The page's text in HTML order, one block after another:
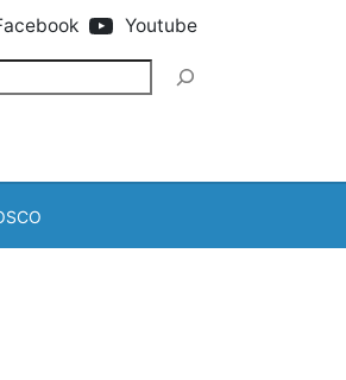
Youtube